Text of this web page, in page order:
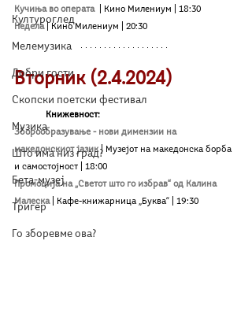
Културоглед
Мелемузика
Добри гости
Скопски поетски фестивал
Музика
Што има низ град?
Бета-музеј
Тригер
Го зборевме ова?
Кучиња во операта
| Кино Милениум
| 18:30
Недела
| Кино Милениум | 20:30
Вторник (2.4.2024)
Книжевност:
Зборообразување - нови димензии на
македонскиот јазик | Музејот на македонска борба
и самостојност
| 18:00
Промоција на „Светот што го избрав“ од Калина
Малеска
| Кафе-книжарница „Буква“ | 19:30